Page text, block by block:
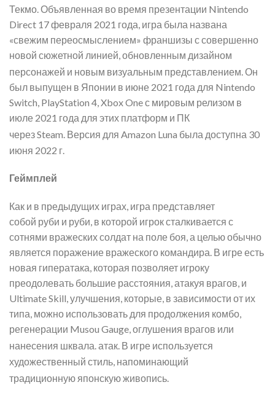
Текмо. Объявленная во время презентации Nintendo
Direct 17 февраля 2021 года, игра была названа
«свежим переосмыслением» франшизы с совершенно
новой сюжетной линией, обновленным дизайном
персонажей и новым визуальным представлением.Он
был выпущен в Японии в июне 2021 года для Nintendo
Switch, PlayStation 4, Xbox One с мировым релизом в
июле 2021 года для этих платформ и ПК
через Steam. Версия для Amazon Luna была доступна 30
июня 2022 г.
Геймплей
Как и в предыдущих играх, игра представляет
собой руби и руби, в которой игрок сталкивается с
сотнями вражеских солдат на поле боя, а целью обычно
является поражение вражеского командира. В игре есть
новая гиператака, которая позволяет игроку
преодолевать большие расстояния, атакуя врагов, и
Ultimate Skill, улучшения, которые, в зависимости от их
типа, можно использовать для продолжения комбо,
регенерации Musou Gauge, оглушения врагов или
нанесения шквала. атак. В игре используется
художественный стиль, напоминающий
традиционную японскую живопись.